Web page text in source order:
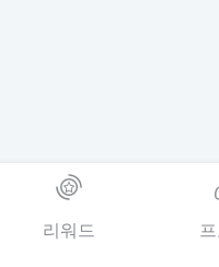
리워드